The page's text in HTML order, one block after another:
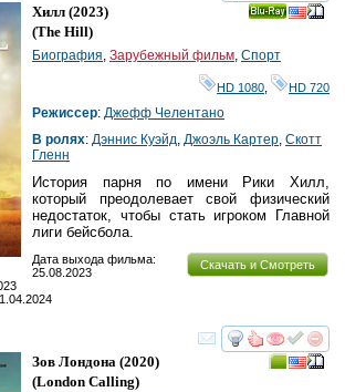
Хилл (2023)
(The Hill)
Биография Зарубежный фильм Спорт
HD 1080 HD 720
Режиссер: Джефф Челентано
В ролях: Дэннис Куэйд Джоэль Картер Скотт
Гленн
История парня по имени Рики Хилл,
который преодолевает свой физический
недостаток, чтобы стать игроком Главной
лиги бейсбола.
Скачать и Смотреть
Дата выхода фильма:
25.08.2023
смотреть
Зов Лондона (2020)
(London Calling)